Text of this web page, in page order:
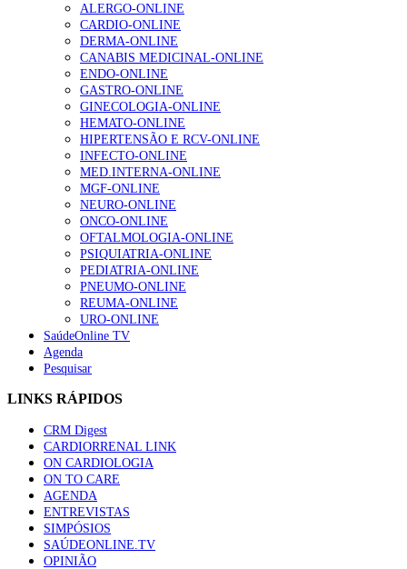
Alguns milhares de utentes podem ficar sem médico de
família com nova regras do registo, alerta associação
155 visualizações
1.º Episódio do Podcast “Frequência Cardio – Sintoniza-
te na Insuficiência Cardíaca” da Bayer
99 visualizações
“Os programas de rastreio do cancro do pulmão são
custo-efetivos e representam um investimento
sustentável para os sistemas de saúde”
88 visualizações
Quase quatro em cada dez doentes com enfarte
apresentavam níveis elevados de Lp(a), revela estudo
Trodelvy aprovado para primeira linha no cancro da
mama triplo negativo metastático em doentes não
elegíveis para inibidores PD-(L)1
61 visualizações
MAIS NOTÍCIAS
ALERGO-ONLINE
CARDIO-ONLINE
DERMA-ONLINE
CANABIS MEDICINAL-ONLINE
ENDO-ONLINE
GASTRO-ONLINE
GINECOLOGIA-ONLINE
HEMATO-ONLINE
HIPERTENSÃO E RCV-ONLINE
INFECTO-ONLINE
MED.INTERNA-ONLINE
MGF-ONLINE
NEURO-ONLINE
ONCO-ONLINE
OFTALMOLOGIA-ONLINE
PSIQUIATRIA-ONLINE
PEDIATRIA-ONLINE
PNEUMO-ONLINE
REUMA-ONLINE
URO-ONLINE
SaúdeOnline TV
Agenda
Pesquisar
LINKS RÁPIDOS
CRM Digest
CARDIORRENAL LINK
ON CARDIOLOGIA
ON TO CARE
AGENDA
ENTREVISTAS
SIMPÓSIOS
SAÚDEONLINE.TV
OPINIÃO